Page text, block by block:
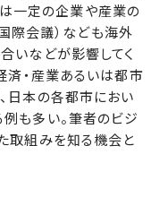
一定の企業や産業の
際会議）なども海外
いなどが影響してく
済・産業あるいは都市
日本の各都市におい
も多い。筆者のビジ
取組みを知る機会と